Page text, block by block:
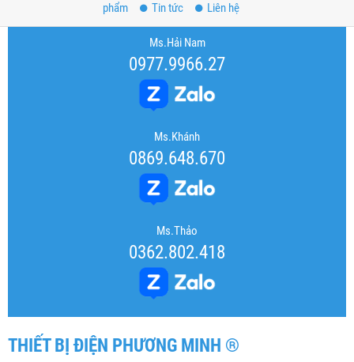
phẩm
Tin tức Liên hệ
Ms.Hải Nam
0977.9966.27
Ms.Khánh
0869.648.670
Ms.Thảo
0362.802.418
THIẾT BỊ ĐIỆN PHƯƠNG MINH ®